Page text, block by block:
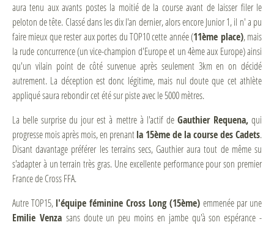
aura tenu aux avants postes la moitié de la course avant de laisser filer le
peloton de tête. Classé dans les dix l'an dernier, alors encore Junior 1, il n' a pu
faire mieux que rester aux portes du TOP10 cette année (11ème place), mais
la rude concurrence (un vice-champion d'Europe et un 4ème aux Europe) ainsi
qu'un vilain point de côté survenue après seulement 3km en on décidé
autrement. La déception est donc légitime, mais nul doute que cet athlète
appliqué saura rebondir cet été sur piste avec le 5000 mètres.
La belle surprise du jour est à mettre à l'actif de Gauthier Requena,qui
progresse mois après mois, en prenantla 15ème de la course des Cadets.
Disant davantage préférer les terrains secs, Gauthier aura tout de même su
s'adapter à un terrain très gras. Une excellente performance pour son premier
France de Cross FFA.
Autre TOP15, l'équipe féminine Cross Long (15ème) emmenée par une
Emilie Venzasans doute un peu moins en jambe qu'à son espérance -